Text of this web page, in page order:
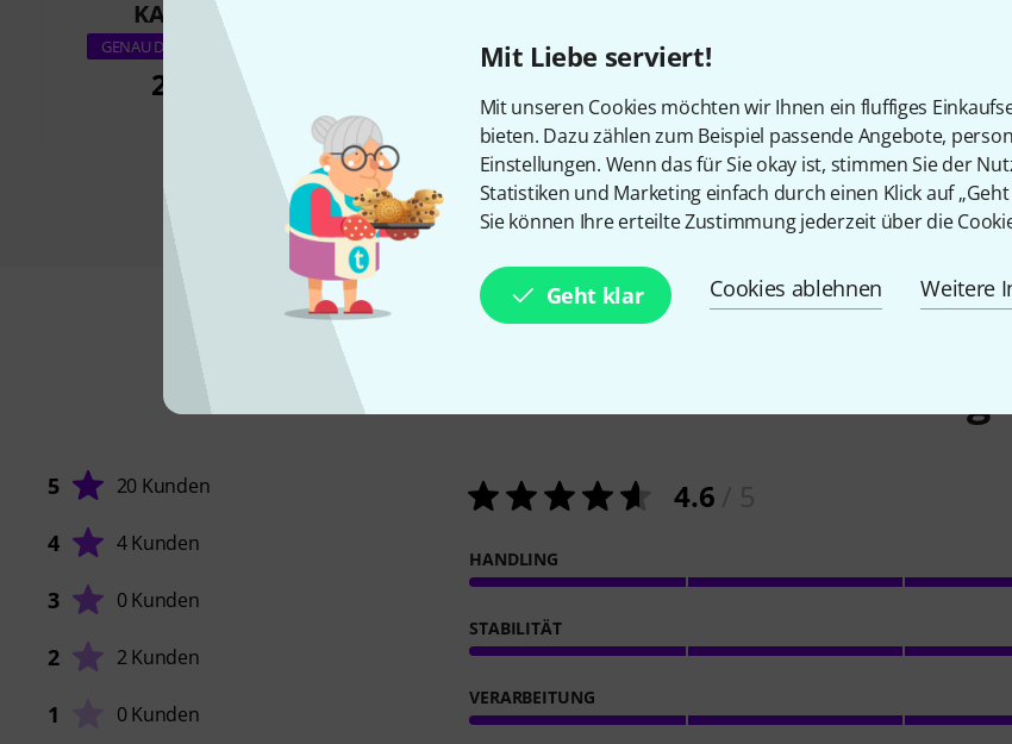
Mit Liebe serviert!
Mit unseren Cookies möchten wir Ihnen ein fluffiges
bieten. Dazu zählen zum Beispiel passende Angebote,
Einstellungen. Wenn das für Sie okay ist, stimmen Sie der
Statistiken und Marketing einfach durch einen Klick auf „Geht
Sie können Ihre erteilte Zustimmung jederzeit über die
Geht klar Cookies ablehnen Weitere
KAUFTEN
GENAU DIESES PRODUKT
229 €
Millenium ST-95
Vergleichen
26
5 20 Kunden
4 4 Kunden
3 0 Kunden
2 2 Kunden
1 0 Kunden
4.6
HANDLING
STABILITÄT
VERARBEITUNG